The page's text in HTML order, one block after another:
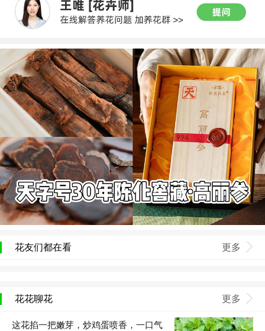
花友们都在看 更多
花花聊花 更多
这花掐一把嫩芽，炒鸡蛋喷香，一口气